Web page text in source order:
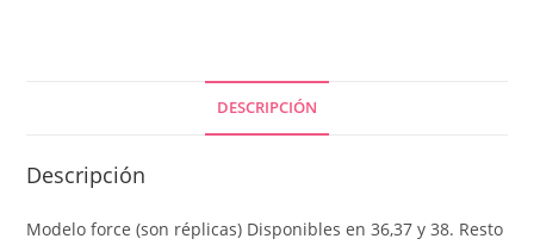
DESCRIPCIÓN
Descripción
Modelo force (son réplicas) Disponibles en 36,37 y 38. Resto